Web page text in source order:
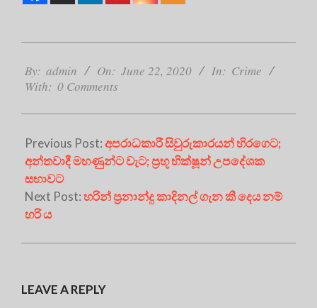
06-
22
By: admin On: June 22, 2020 In: Crime
With: 0 Comments
Previous Post:අපරාධකාරී සිවුරුකාරයන් හිරගෙට;
අන්තවාදී මහණුන්ට වැට; ප්‍රභූ භික්ෂූන් උපදේශක
සභාවට
Next Post:හරින් ප්‍රනාන්දු කාදිනල් ගැන කී දෙය නම්
හරි ය
LEAVE A REPLY